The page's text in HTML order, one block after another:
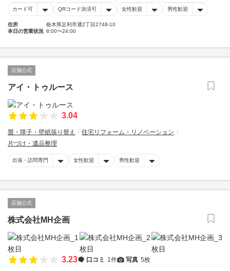
カード可 QRコード決済可 女性歓迎 男性歓迎
住所
栃木県足利市通2丁目2748-10
本日の営業状況 8:00〜24:00
店舗公式
アイ・トゥルース
3.04
畳・障子・壁紙張り替え
住宅リフォーム・リノベーション
片づけ・遺品整理
出張・訪問専門 女性歓迎 男性歓迎
店舗公式
株式会社MH企画
3.23 口コミ 1件 写真 5枚